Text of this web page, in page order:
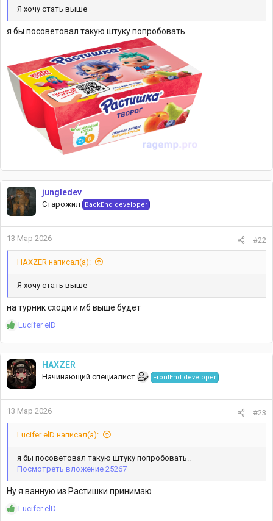
Я хочу стать выше
я бы посоветовал такую штуку попробовать..
jungledev
Старожил BackEnd developer
13 Мар 2026 #22
HAXZER написал(а):
Я хочу стать выше
на турник сходи и мб выше будет
Р
а
к
ц
и
и
:
Lucifer elD
HAXZER
Начинающий специалист FrontEnd developer
13 Мар 2026 #23
Lucifer elD написал(а):
я бы посоветовал такую штуку попробовать..
Посмотреть вложение 25267
Ну я ванную из Растишки принимаю
РLucifer elD